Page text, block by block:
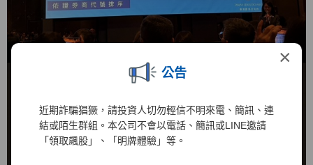
×
公告
近期詐騙猖獗，請投資人切勿輕信不明來電、簡訊、連
結或陌生群組。本公司不會以電話、簡訊或LINE邀請
「領取飆股」、「明牌體驗」等。